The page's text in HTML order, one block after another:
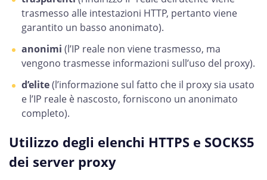
trasmesso alle intestazioni HTTP, pertanto viene
garantito un basso anonimato).
anonimi (l’IP reale non viene trasmesso, ma
vengono trasmesse informazioni sull’uso del proxy).
d’elite(l’informazione sul fatto che il proxy sia usato
e l’IP reale è nascosto, forniscono un anonimato
completo).
Utilizzo degli elenchi HTTPS e SOCKS5
dei server proxy